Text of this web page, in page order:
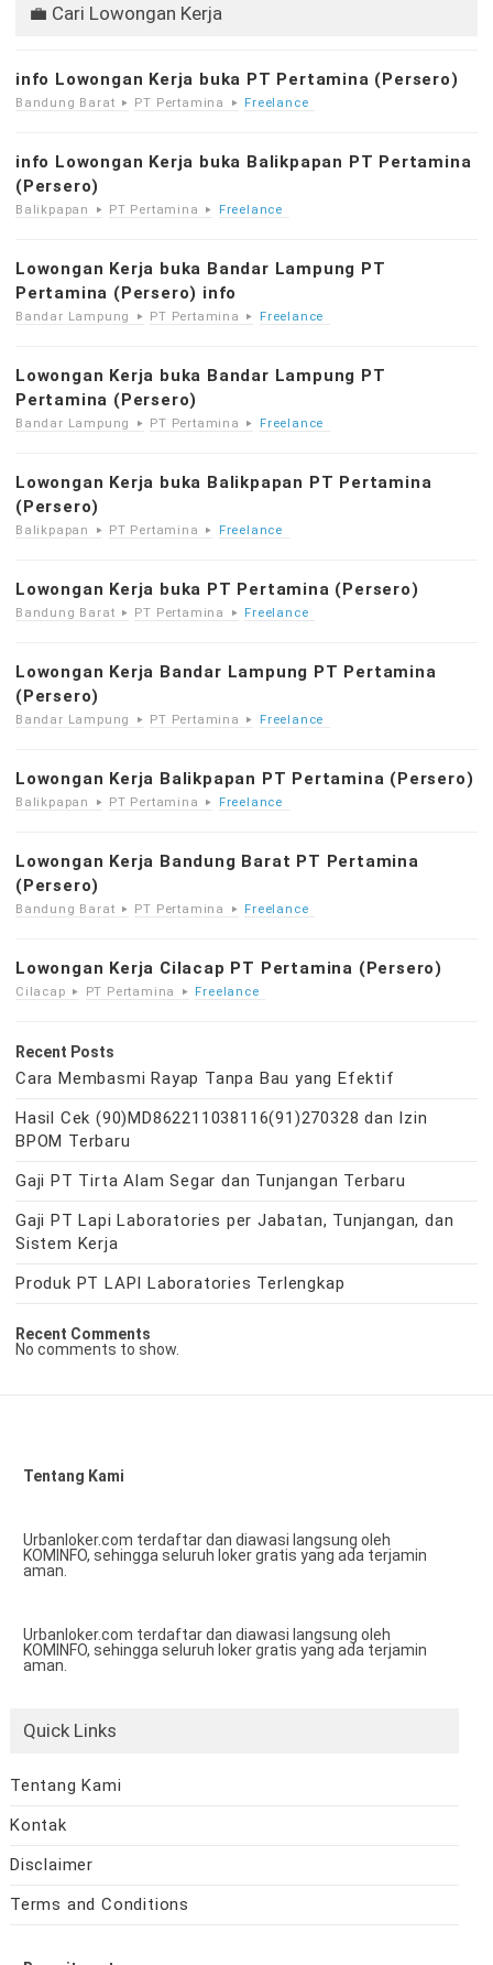
💼 Cari Lowongan Kerja
info Lowongan Kerja buka PT Pertamina (Persero)
Bandung Barat PT Pertamina Freelance
info Lowongan Kerja buka Balikpapan PT Pertamina
(Persero)
Balikpapan PT Pertamina Freelance
Lowongan Kerja buka Bandar Lampung PT
Pertamina (Persero) info
Bandar Lampung PT Pertamina Freelance
Lowongan Kerja buka Bandar Lampung PT
Pertamina (Persero)
Bandar Lampung PT Pertamina Freelance
Lowongan Kerja buka Balikpapan PT Pertamina
(Persero)
Balikpapan PT Pertamina Freelance
Lowongan Kerja buka PT Pertamina (Persero)
Bandung Barat PT Pertamina Freelance
Lowongan Kerja Bandar Lampung PT Pertamina
(Persero)
Bandar Lampung PT Pertamina Freelance
Lowongan Kerja Balikpapan PT Pertamina (Persero)
Balikpapan PT Pertamina Freelance
Lowongan Kerja Bandung Barat PT Pertamina
(Persero)
Bandung Barat PT Pertamina Freelance
Lowongan Kerja Cilacap PT Pertamina (Persero)
Cilacap PT Pertamina Freelance
Recent Posts
Cara Membasmi Rayap Tanpa Bau yang Efektif
Hasil Cek (90)MD862211038116(91)270328 dan Izin
BPOM Terbaru
Gaji PT Tirta Alam Segar dan Tunjangan Terbaru
Gaji PT Lapi Laboratories per Jabatan, Tunjangan, dan
Sistem Kerja
Produk PT LAPI Laboratories Terlengkap
Recent Comments
No comments to show.
Tentang Kami
Urbanloker.com terdaftar dan diawasi langsung oleh
KOMINFO, sehingga seluruh loker gratis yang ada terjamin
aman.
Urbanloker.com terdaftar dan diawasi langsung oleh
KOMINFO, sehingga seluruh loker gratis yang ada terjamin
aman.
Quick Links
Tentang Kami
Kontak
Disclaimer
Terms and Conditions